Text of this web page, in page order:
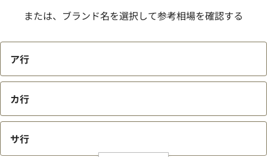
または、ブランド名を選択して参考相場を確認する
ア行
カ行
サ行